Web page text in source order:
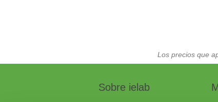
Los precios que
Sobre ielab